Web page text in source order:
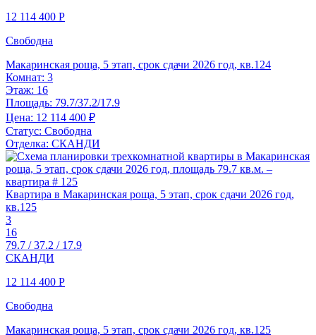
12 114 400 Р
Свободна
Макаринская роща, 5 этап, срок сдачи 2026 год, кв.124
Комнат: 3
Этаж: 16
Площадь: 79.7/37.2/17.9
Цена: 12 114 400 ₽
Статус: Свободна
Отделка: СКАНДИ
Квартира в Макаринская роща, 5 этап, срок сдачи 2026 год,
кв.125
3
16
79.7 / 37.2 / 17.9
СКАНДИ
12 114 400 Р
Свободна
Макаринская роща, 5 этап, срок сдачи 2026 год, кв.125